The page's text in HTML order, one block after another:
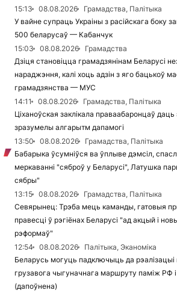
15:13
08.08.2026
Грамадства, Палітыка
У вайне супраць Украіны з расійскага боку
500 беларусаў — Кабанчук
15:03
08.08.2026
Грамадства
Дзіця становіцца грамадзянінам Беларусі
нараджэння, калі хоць адзін з яго бацькоў
грамадзянства — МУС
14:11
08.08.2026
Грамадства, Палітыка
Ціханоўская заклікала праваабаронцаў
зразумелы алгарытм дапамогі
13:50
08.08.2026
Грамадства, Палітыка
Бабарыка ўсумніўся ва ўплыве дэмсіл,
меркаванні "сяброў у Беларусі", Латушка
сябры"
13:15
08.08.2026
Грамадства, Палітыка
Севярынец: Трэба мець каманды, гатовыя
правесці ў рэгіёнах Беларусі "ад акцый і
рэформаў"
12:54
08.08.2026
Палітыка, Эканоміка
Беларусь могуць падключыць да рэалізацыі
грузавога чыгуначнага маршруту паміж РФ
(дапоўнена)